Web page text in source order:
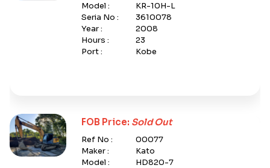
Model :
KR-10H-L
Seria No :
3610078
Year :
2008
Hours :
23
Port :
Kobe
FOB Price: Sold Out
Ref No :
00077
Maker :
Kato
Model :
HD820-7